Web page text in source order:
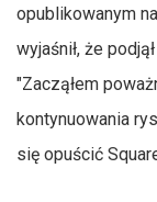
opublikowanym
wyjaśnił, że
"Zacząłem
kontynuowania
się opuścić